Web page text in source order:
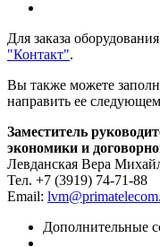
Для заказа
"Контакт".
Вы также можете
направить ее
Заместитель
экономики и
Левданская Вера
Тел. +7 (3919) 74-71-88
Email:
Дополнительные